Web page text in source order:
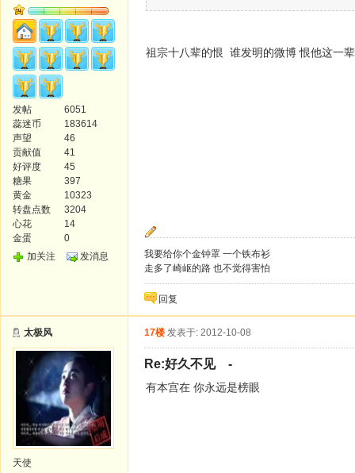
发帖
6051
蕊迷币
183614
声望
46
贡献值
41
好评度
45
糖果
397
黄金
10323
转盘点数
3204
心花
14
金蛋
0
加关注
发消息
祖宗十八辈的恨 谁发明的微博 恨他这一
我要给你个金钟罩 一个铁布衫
走多了崎岖的路 也不觉得害怕
回复
太极风
天使
17楼 发表于: 2012-10-08
Re:好久不见 -
有本宫在 你永远是榜眼